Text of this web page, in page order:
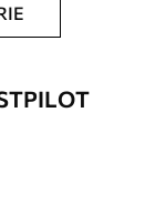
la durabilité